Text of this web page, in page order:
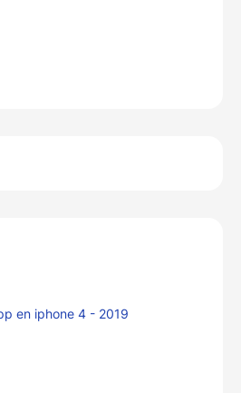
en iphone 4 - 2019